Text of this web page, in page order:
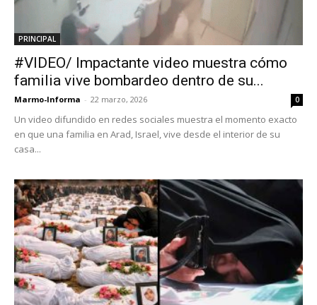
PRINCIPAL
#VIDEO/ Impactante video muestra cómo
familia vive bombardeo dentro de su...
Marmo-Informa - 22 marzo, 2026 0
Un video difundido en redes sociales muestra el momento exacto
en que una familia en Arad, Israel, vive desde el interior de su
casa...